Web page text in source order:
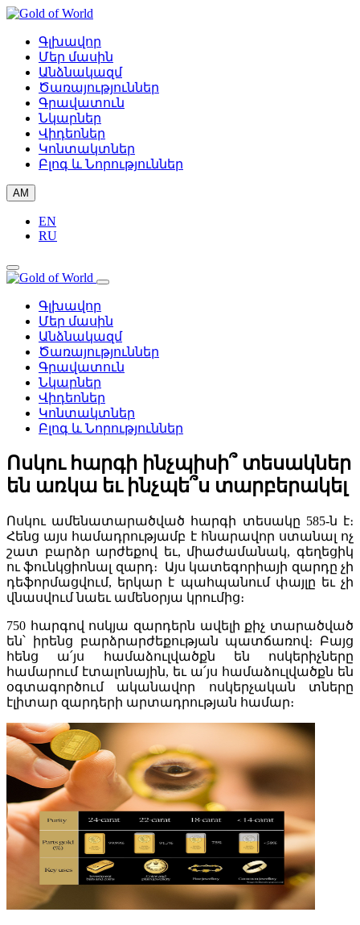
Գլխավոր
Մեր մասին
Անձնակազմ
Ծառայություններ
Գրավատուն
Նկարներ
Վիդեոներ
Կոնտակտներ
Բլոգ և Նորություններ
AM
EN
RU
Գլխավոր
Մեր մասին
Անձնակազմ
Ծառայություններ
Գրավատուն
Նկարներ
Վիդեոներ
Կոնտակտներ
Բլոգ և Նորություններ
Ոսկու հարգի ինչպիսի՞ տեսակներ
են առկա եւ ինչպե՞ս տարբերակել
Ոսկու ամենատարածված հարգի տեսակը 585-ն է։
Հենց այս համադրությամբ է հնարավոր ստանալ ոչ
շատ բարձր արժեքով եւ, միաժամանակ, գեղեցիկ
ու ֆունկցիոնալ զարդ։ Այս կատեգորիայի զարդը չի
դեֆորմացվում, երկար է պահպանում փայլը եւ չի
վնասվում նաեւ ամենօրյա կրումից։
750 հարգով ոսկյա զարդերն ավելի քիչ տարածված
են՝ իրենց բարձրարժեքության պատճառով։ Բայց
հենց ա՛յս համաձուլվածքն են ոսկերիչները
համարում էտալոնային, եւ ա՛յս համաձուլվածքն են
օգտագործում ականավոր ոսկերչական տները
էլիտար զարդերի արտադրության համար։